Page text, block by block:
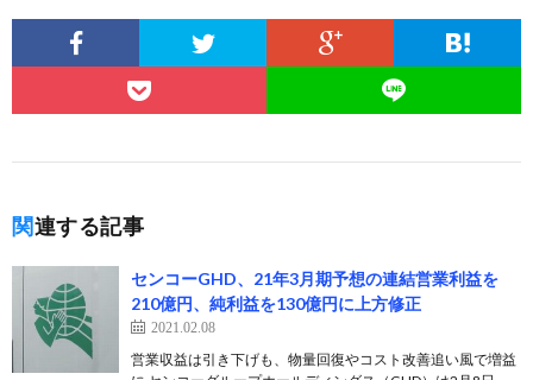
関連する記事
センコーGHD、21年3月期予想の連結営業利益を
210億円、純利益を130億円に上方修正
2021.02.08
営業収益は引き下げも、物量回復やコスト改善追い風で増益